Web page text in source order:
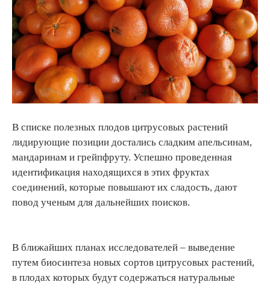
В списке полезных плодов цитрусовых растений
лидирующие позиции достались сладким апельсинам,
мандаринам и грейпфруту. Успешно проведенная
идентификация находящихся в этих фруктах
соединений, которые повышают их сладость, дают
повод ученым для дальнейших поисков.
В ближайших планах исследователей – выведение
путем биосинтеза новых сортов цитрусовых растений,
в плодах которых будут содержаться натуральные